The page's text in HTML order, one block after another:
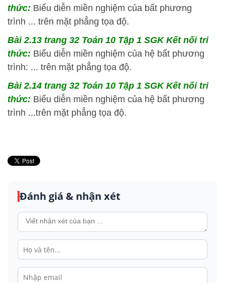
thức: Biểu diễn miền nghiệm của bất phương
trình ... trên mặt phẳng tọa độ.
Bài 2.13 trang 32 Toán 10 Tập 1 SGK Kết nối tri
thức: Biểu diễn miền nghiệm của hệ bất phương
trình: ... trên mặt phẳng tọa độ.
Bài 2.14 trang 32 Toán 10 Tập 1 SGK Kết nối tri
thức: Biểu diễn miền nghiệm của hệ bất phương
trình ...trên mặt phẳng tọa độ.
Đánh giá & nhận xét